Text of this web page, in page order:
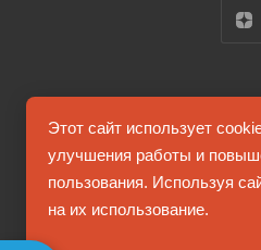
2026 ©
Информация на сайте не
Этот сайт использует
улучшения работы и
пользования. Используя
на их использование.